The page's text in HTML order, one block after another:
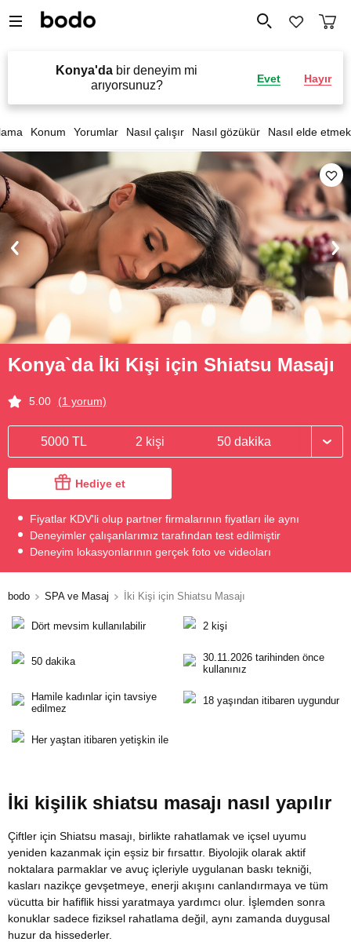
Konya'da bir deneyim mi
arıyorsunuz?
Evet Hayır
Konum Yorumlar Nasıl çalışır Nasıl gözükür Nasıl elde etmek
Konya`da İki Kişi için Shiatsu Masajı
5.00 (1 yorum)
5000 TL 2 kişi 50 dakika
Hediye et
Fiyatlar KDV'li olup partner firmalarının fiyatları ile aynı
Deneyimler çalışanlarımız tarafından test edilmiştir
Deneyim lokasyonlarının gerçek foto ve videoları
bodo SPA ve Masaj İki Kişi için Shiatsu Masajı
Dört mevsim kullanılabilir 2 kişi
50 dakika
30.11.2026 tarihinden önce
kullanınız
Hamile kadınlar için tavsiye
edilmez
18 yaşından itibaren uygundur
Her yaştan itibaren yetişkin ile
İki kişilik shiatsu masajı nasıl yapılır
Çiftler için Shiatsu masajı, birlikte rahatlamak ve içsel uyumu
yeniden kazanmak için eşsiz bir fırsattır. Biyolojik olarak aktif
noktalara parmaklar ve avuç içleriyle uygulanan baskı tekniği,
kasları nazikçe gevşetmeye, enerji akışını canlandırmaya ve tüm
vücutta bir hafiflik hissi yaratmaya yardımcı olur. İşlemden sonra
konuklar sadece fiziksel rahatlama değil, aynı zamanda duygusal
huzur da hissederler.